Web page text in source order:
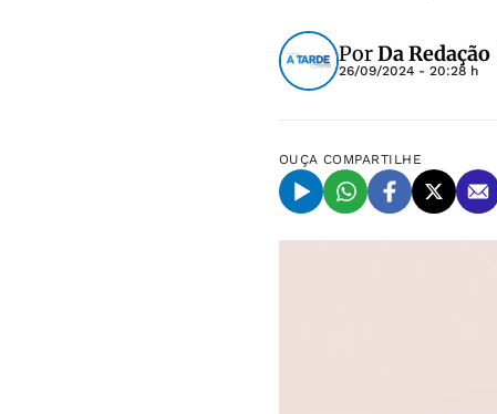
PorDa
26/09/2024 - 20:28 h
OUÇA COMPARTILHE